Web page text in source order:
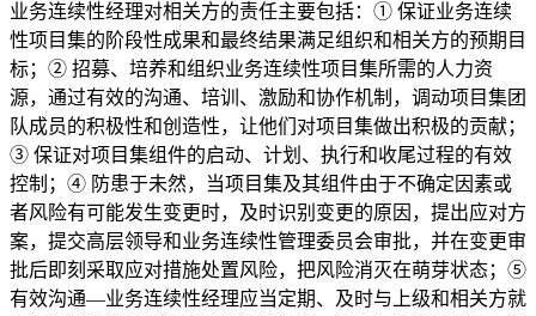
业务连续性经理对相关方的责任主要包括：① 保证业务连续
性项目集的阶段性成果和最终结果满足组织和相关方的预期目
标；② 招募、培养和组织业务连续性项目集所需的人力资
源，通过有效的沟通、培训、激励和协作机制，调动项目集团
队成员的积极性和创造性，让他们对项目集做出积极的贡献；
③ 保证对项目集组件的启动、计划、执行和收尾过程的有效
控制；④ 防患于未然，当项目集及其组件由于不确定因素或
者风险有可能发生变更时，及时识别变更的原因，提出应对方
案，提交高层领导和业务连续性管理委员会审批，并在变更审
批后即刻采取应对措施处置风险，把风险消灭在萌芽状态；⑤
有效沟通—业务连续性经理应当定期、及时与上级和相关方就